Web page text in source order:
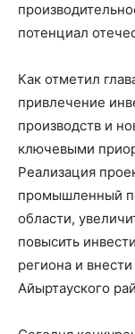
потенциал
Как отметил
привлечение
производств и
ключевыми
Реализация
промышленный
области,
повысить
региона и
Айыртауского